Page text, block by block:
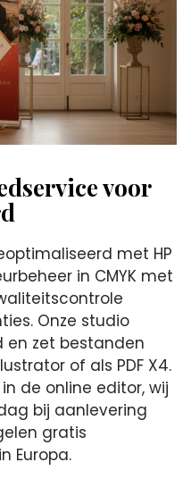
voor
met HP
in CMYK met
Onze studio
en zet bestanden
of als PDF X4.
de online editor, wij
bij aanlevering
gratis
Europa.